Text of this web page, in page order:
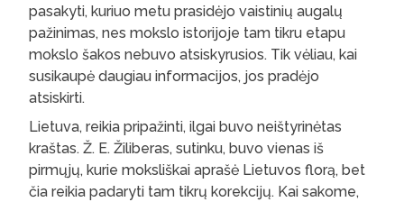
pasakyti, kuriuo metu prasidėjo vaistinių augalų
pažinimas, nes mokslo istorijoje tam tikru etapu
mokslo šakos nebuvo atsiskyrusios. Tik vėliau, kai
susikaupė daugiau informacijos, jos pradėjo
atsiskirti.
Lietuva, reikia pripažinti, ilgai buvo neištyrinėtas
kraštas. Ž. E. Žiliberas, sutinku, buvo vienas iš
pirmųjų, kurie moksliškai aprašė Lietuvos florą, bet
čia reikia padaryti tam tikrų korekcijų. Kai sakome,